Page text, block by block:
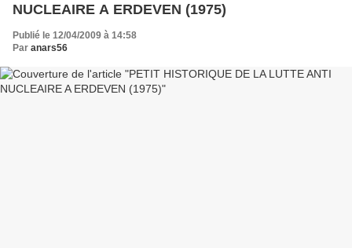
NUCLEAIRE A ERDEVEN (1975)
Publié le 12/04/2009 à 14:58
Par anars56